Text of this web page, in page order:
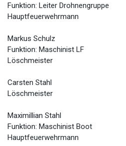
Funktion: Leiter Drohnengruppe
Hauptfeuerwehrmann
Markus Schulz
Funktion: Maschinist LF
Löschmeister
Carsten Stahl
Löschmeister
Maximillian Stahl
Funktion: Maschinist Boot
Hauptfeuerwehrmann